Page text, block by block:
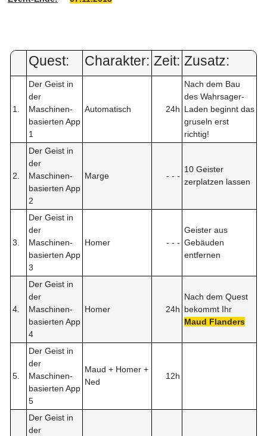
Quest: Charakter: Zeit: Zusatz:
1.
Der Geist in
der
Maschinen-
basierten App
1
Automatisch 24h
Nach dem Bau
des Wahrsager-
Laden beginnt das
gruseln erst
richtig!
2.
Der Geist in
der
Maschinen-
basierten App
2
Marge - - -
10 Geister
zerplatzen lassen
3.
Der Geist in
der
Maschinen-
basierten App
3
Homer - - -
Geister aus
Gebäuden
entfernen
4.
Der Geist in
der
Maschinen-
basierten App
4
Homer 24h
Nach dem Quest
bekommt Ihr
Maud Flanders
5.
Der Geist in
der
Maschinen-
basierten App
5
Maud + Homer +
Ned
12h
Der Geist in
der